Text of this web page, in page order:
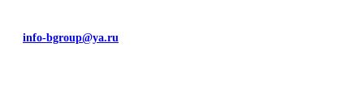
info-bgroup@ya.ru